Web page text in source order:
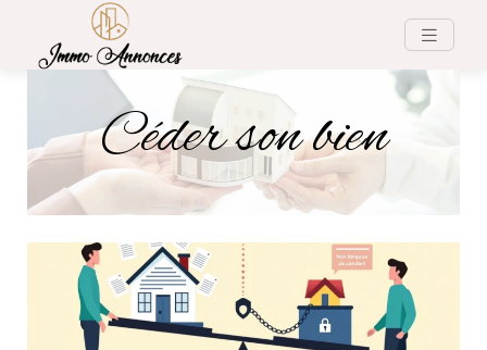
Céder son bien